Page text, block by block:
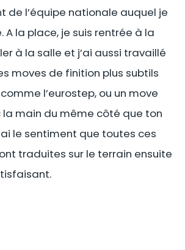
de l’équipe nationale auquel je
A la place, je suis rentrée à la
à la salle et j’ai aussi travaillé
moves de finition plus subtils
l’eurostep, ou un move
la main du même côté que ton
le sentiment que toutes ces
traduites sur le terrain ensuite